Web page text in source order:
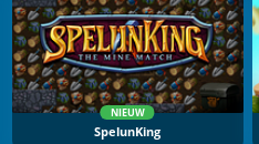
NIEUW
SpelunKing